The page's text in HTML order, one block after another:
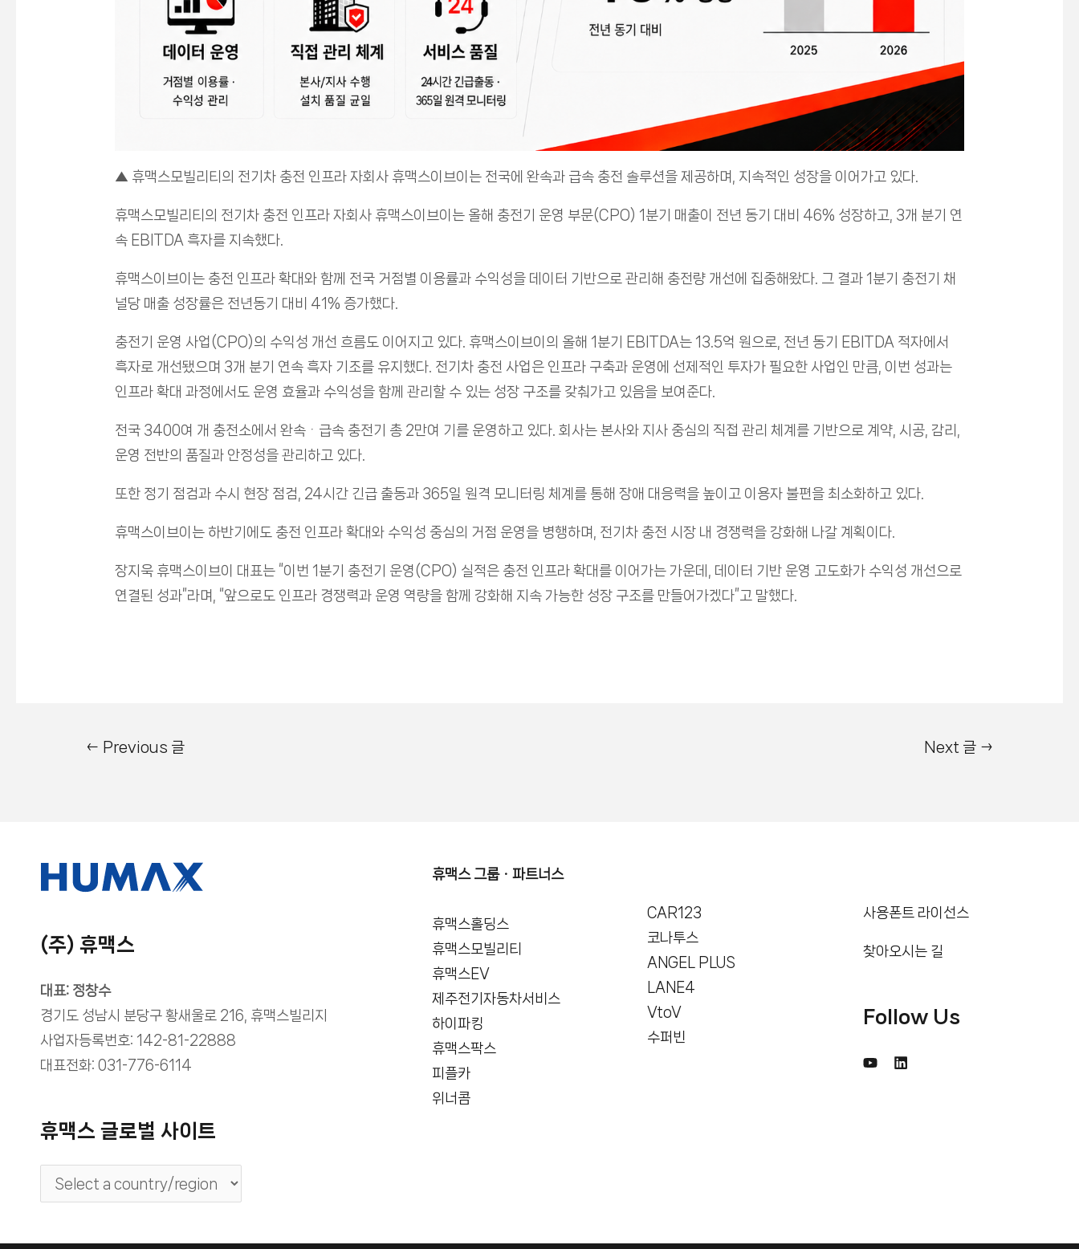
▲ 휴맥스모빌리티의 전기차 충전 인프라 자회사 휴맥스이브이는 전국에 완속과 급속 충전 솔루션을 제공하며, 지속적인 성장을 이어가고 있다.
휴맥스모빌리티의 전기차 충전 인프라 자회사 휴맥스이브이는 올해 충전기 운영 부문(CPO) 1분기 매출이 전년 동기 대비 46% 성장하고, 3개 분기 연
속 EBITDA 흑자를 지속했다.
휴맥스이브이는 충전 인프라 확대와 함께 전국 거점별 이용률과 수익성을 데이터 기반으로 관리해 충전량 개선에 집중해왔다. 그 결과 1분기 충전기 채
널당 매출 성장률은 전년동기 대비 41% 증가했다.
충전기 운영 사업(CPO)의 수익성 개선 흐름도 이어지고 있다. 휴맥스이브이의 올해 1분기 EBITDA는 13.5억 원으로, 전년 동기 EBITDA 적자에서
흑자로 개선됐으며 3개 분기 연속 흑자 기조를 유지했다. 전기차 충전 사업은 인프라 구축과 운영에 선제적인 투자가 필요한 사업인 만큼, 이번 성과는
인프라 확대 과정에서도 운영 효율과 수익성을 함께 관리할 수 있는 성장 구조를 갖춰가고 있음을 보여준다.
전국 3400여 개 충전소에서 완속ᆞ급속 충전기 총 2만여 기를 운영하고 있다. 회사는 본사와 지사 중심의 직접 관리 체계를 기반으로 계약, 시공, 감리,
운영 전반의 품질과 안정성을 관리하고 있다.
또한 정기 점검과 수시 현장 점검, 24시간 긴급 출동과 365일 원격 모니터링 체계를 통해 장애 대응력을 높이고 이용자 불편을 최소화하고 있다.
휴맥스이브이는 하반기에도 충전 인프라 확대와 수익성 중심의 거점 운영을 병행하며, 전기차 충전 시장 내 경쟁력을 강화해 나갈 계획이다.
장지욱 휴맥스이브이 대표는 “이번 1분기 충전기 운영(CPO) 실적은 충전 인프라 확대를 이어가는 가운데, 데이터 기반 운영 고도화가 수익성 개선으로
연결된 성과”라며, “앞으로도 인프라 경쟁력과 운영 역량을 함께 강화해 지속 가능한 성장 구조를 만들어가겠다”고 말했다.
← Previous 글 Next 글 →
(주) 휴맥스
대표: 정창수
경기도 성남시 분당구 황새울로 216, 휴맥스빌리지
사업자등록번호: 142-81-22888
대표전화: 031-776-6114
휴맥스 글로벌 사이트
휴맥스 그룹ㆍ파트너스
휴맥스홀딩스
휴맥스모빌리티
휴맥스EV
제주전기자동차서비스
하이파킹
휴맥스팍스
피플카
위너콤
CAR123
코나투스
ANGEL PLUS
LANE4
VtoV
수퍼빈
사용폰트 라이선스
찾아오시는 길
Follow Us